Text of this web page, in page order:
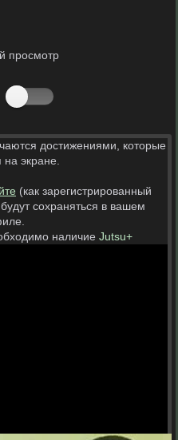
просмотр
достижениями, которые
экране.
(как зарегистрированный
сохраняться в вашем
наличие Jutsu+